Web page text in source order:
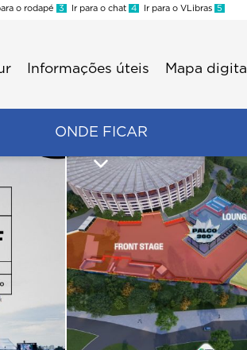
o rodapé 3 Ir para o chat 4 Ir para o VLibras 5
Informações úteis Mapa digital
ONDE FICAR